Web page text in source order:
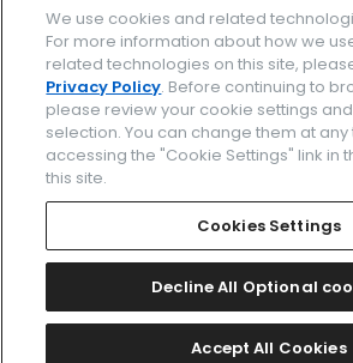
facebook
企業情報 ご利用規約
プライバシーポリシー
Amazon PayはAmazon.com, Inc.またはその関
2026 CITIZEN WATCH CO.,
We use cookies and related
For more information about how we
related technologies on this site,
Privacy Policy. Before continuing to
please review your cookie settings
selection. You can change them at
accessing the "Cookie Settings" link in
this site.
Cookies Settings
Decline All Optional
Accept All Cookies